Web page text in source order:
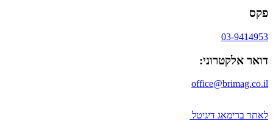
פקס
03-9414953
דואר אלקטרוני:
office@brimag.co.il
לאתר ברימאג דיגיטל